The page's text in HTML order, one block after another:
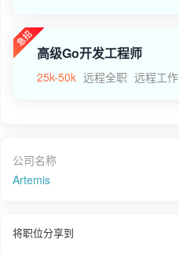
高级Go开发工程师
25k-50k 远程全职 远程工作
公司名称
Artemis
将职位分享到